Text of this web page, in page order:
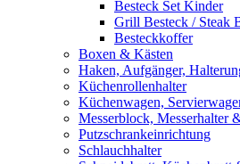
Besteck Set Kinder
Grill Besteck / Steak
Besteckkoffer
Boxen & Kästen
Haken, Aufgänger,
Küchenrollenhalter
Küchenwagen,
Messerblock, Messerhalter
Putzschrankeinrichtung
Schlauchhalter